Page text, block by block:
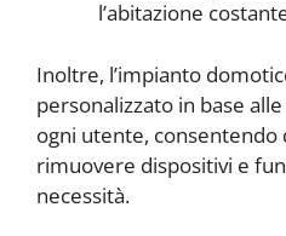
l’abitazione
Inoltre, l’impianto
personalizzato in base
ogni utente, consentendo
rimuovere dispositivi e
necessità.